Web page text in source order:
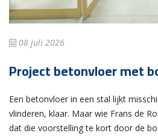
08 juli 2026
Project betonvloer met
Een betonvloer in een stal lijkt
vlinderen, klaar. Maar wie Frans de
dat die voorstelling te kort door de